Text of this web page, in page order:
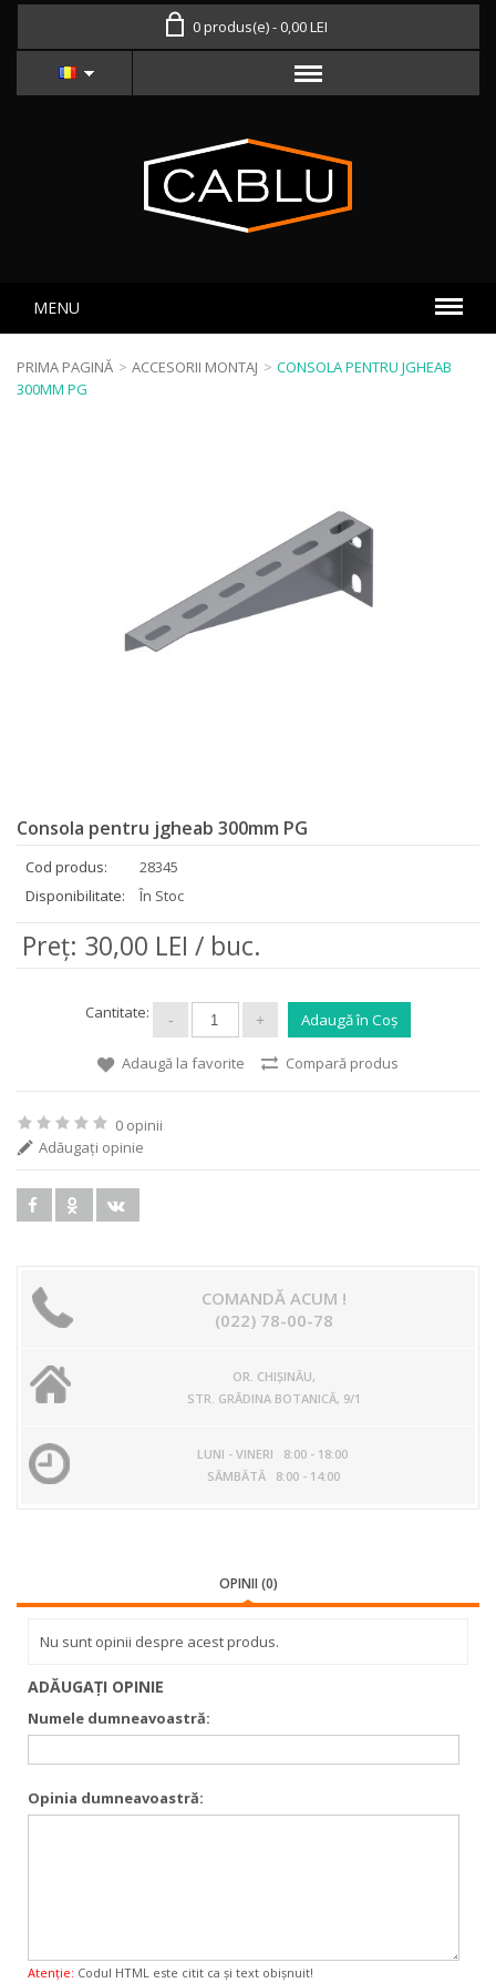
0 produs(e) - 0,00 LEI
MENU
PRIMA PAGINĂ > ACCESORII MONTAJ > CONSOLA PENTRU JGHEAB
300MM PG
Consola pentru jgheab 300mm PG
Cod produs:
28345
Disponibilitate:
În Stoc
Preţ: 30,00 LEI / buc.
Cantitate:
Adaugă la favorite Compară produs
0 opinii
Adăugaţi opinie
COMANDĂ ACUM !
(022) 78-00-78
OR. CHIŞINĂU,
STR. GRĂDINA BOTANICĂ, 9/1
LUNI - VINERI 8:00 - 18:00
SÂMBĂTĂ 8:00 - 14:00
OPINII (0)
Nu sunt opinii despre acest produs.
ADĂUGAŢI OPINIE
Numele dumneavoastră:
Opinia dumneavoastră:
Atenţie: Codul HTML este citit ca şi text obişnuit!